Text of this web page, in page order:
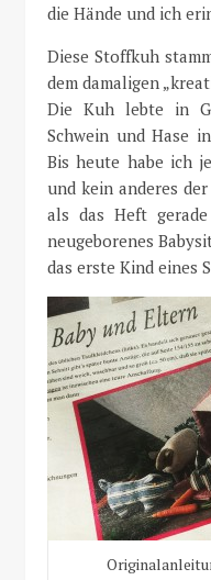
die Hände und ich
Diese Stoffkuh
dem damaligen
Die Kuh lebte in
Schwein und Hase
Bis heute habe ich
und kein anderes
als das Heft
neugeborenes
das erste Kind eines